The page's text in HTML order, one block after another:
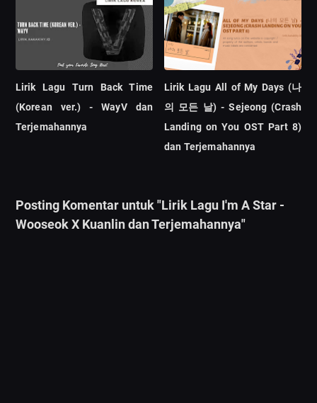
Lirik Lagu Turn Back Time
(Korean ver.) - WayV dan
Terjemahannya
Lirik Lagu All of My Days (나
의 모든 날) - Sejeong (Crash
Landing on You OST Part 8)
dan Terjemahannya
Posting Komentar untuk "Lirik Lagu I'm A Star -
Wooseok X Kuanlin dan Terjemahannya"